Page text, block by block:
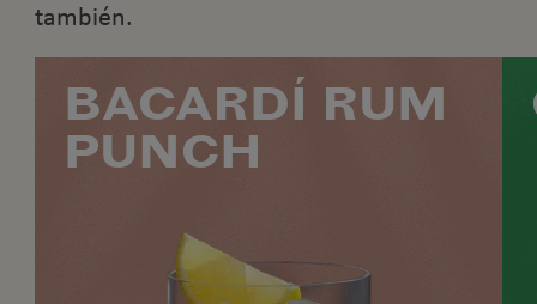
también.
BACARDÍ RUM
PUNCH